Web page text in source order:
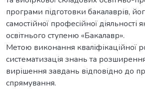
програми підготовки бакалаврів,
самостійної професійної діяльності
освітнього ступеню «Бакалавр».
Метою виконання кваліфікаційної
систематизація знань та
вирішення завдань відповідно до
спрямування.